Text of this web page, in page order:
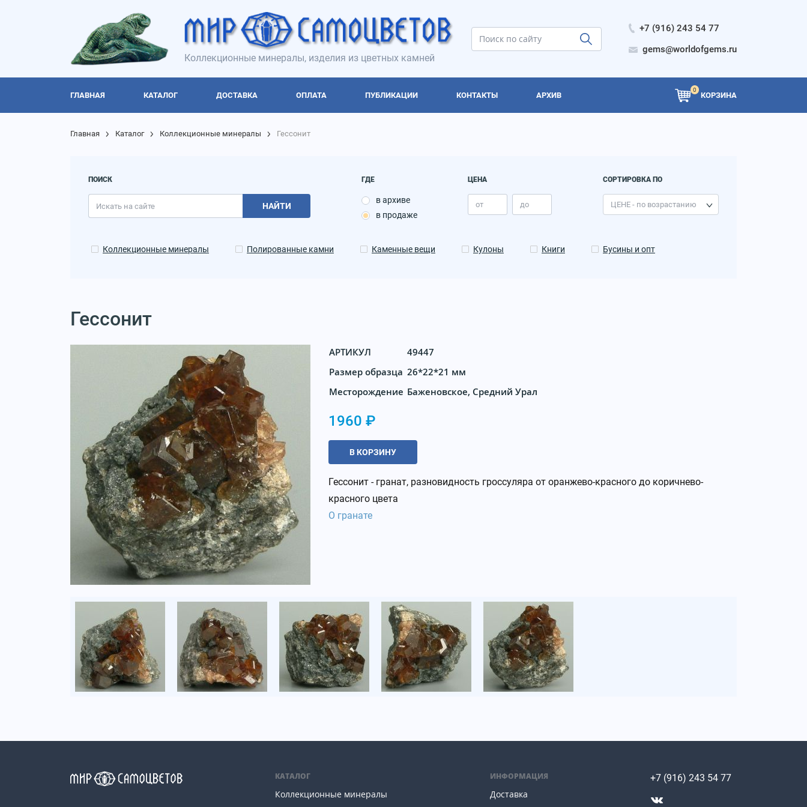
Коллекционные минералы, изделия из цветных камней
+7 (916) 243 54 77
gems@worldofgems.ru
ГЛАВНАЯ КАТАЛОГ ДОСТАВКА ОПЛАТА ПУБЛИКАЦИИ КОНТАКТЫ АРХИВ
0
КОРЗИНА
Главная Каталог Коллекционные минералы Гессонит
ПОИСК
НАЙТИ
ГДЕ
в архиве
в продаже
ЦЕНА СОРТИРОВКА ПО
Коллекционные минералы Полированные камни Каменные вещи Кулоны Книги Бусины и опт
Гессонит
АРТИКУЛ
49447
Размер образца 26*22*21 мм
Месторождение Баженовское, Средний Урал
1960 ₽
В КОРЗИНУ
Гессонит - гранат, разновидность гроссуляра от оранжево-красного до коричнево-
красного цвета
О гранате
КАТАЛОГ
Коллекционные минералы
ИНФОРМАЦИЯ
Доставка
+7 (916) 243 54 77